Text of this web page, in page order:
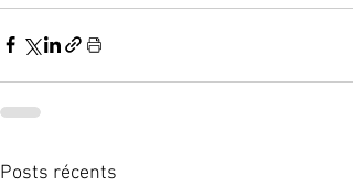
Posts récents